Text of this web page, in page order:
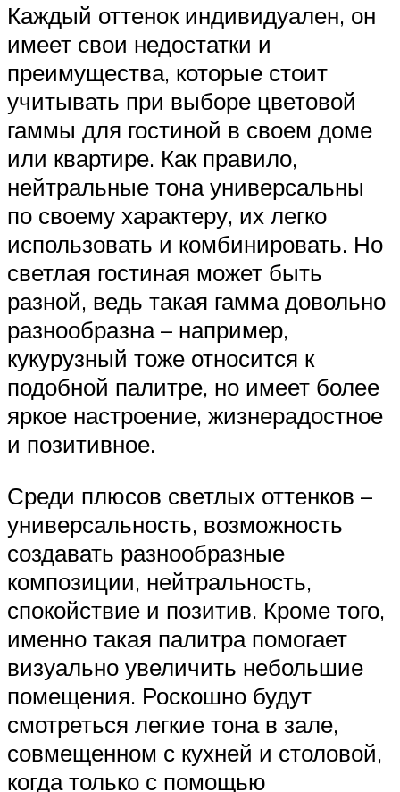
Каждый оттенок индивидуален, он
имеет свои недостатки и
преимущества, которые стоит
учитывать при выборе цветовой
гаммы для гостиной в своем доме
или квартире. Как правило,
нейтральные тона универсальны
по своему характеру, их легко
использовать и комбинировать. Но
светлая гостиная может быть
разной, ведь такая гамма довольно
разнообразна – например,
кукурузный тоже относится к
подобной палитре, но имеет более
яркое настроение, жизнерадостное
и позитивное.
Среди плюсов светлых оттенков –
универсальность, возможность
создавать разнообразные
композиции, нейтральность,
спокойствие и позитив. Кроме того,
именно такая палитра помогает
визуально увеличить небольшие
помещения. Роскошно будут
смотреться легкие тона в зале,
совмещенном с кухней и столовой,
когда только с помощью